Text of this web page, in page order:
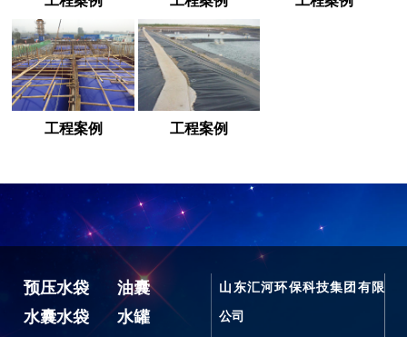
工程案例 工程案例
预压水袋
油囊
水囊水袋
水罐
山东汇河环保科技集团有限
公司